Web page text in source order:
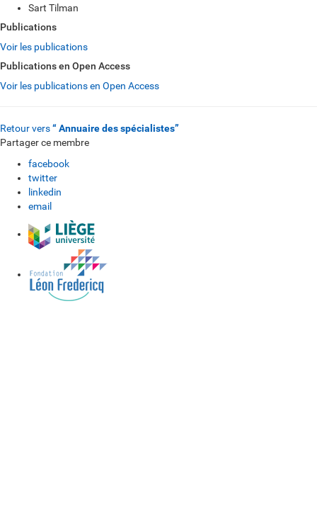
Sart Tilman
Publications
Voir les publications
Publications en Open Access
Voir les publications en Open Access
Retour vers“ Annuaire des spécialistes”
Partager ce membre
facebook
twitter
linkedin
email